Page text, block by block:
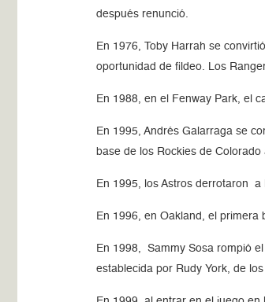
después renunció.
En 1976, Toby Harrah se
oportunidad de fildeo. Los
En 1988, en el Fenway Park, el
En 1995, Andrés Galarraga se
base de los Rockies de
En 1995, los Astros derrotaron
En 1996, en Oakland, el primera
En 1998, Sammy Sosa rompió
establecida por Rudy York, de